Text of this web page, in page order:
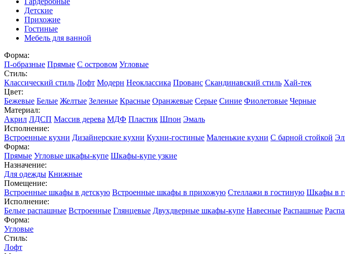
Детские
Прихожие
Гостиные
Мебель для ванной
Форма:
П-образные Прямые С островом Угловые
Стиль:
Классический стиль Лофт Модерн Неоклассика Прованс Скандинавский стиль Хай-тек
Цвет:
Бежевые Белые Желтые Зеленые Красные Оранжевые Серые Синие Фиолетовые Черные
Материал:
Акрил ЛДСП Массив дерева МДФ Пластик Шпон Эмаль
Исполнение:
Встроенные кухни Дизайнерские кухни Кухни-гостиные Маленькие кухни С барной стойкой
Форма:
Прямые Угловые шкафы-купе Шкафы-купе узкие
Назначение:
Для одежды Книжные
Помещение:
Встроенные шкафы в детскую Встроенные шкафы в прихожую Стеллажи в гостиную Шкафы в
Исполнение:
Белые распашные Встроенные Глянцевые Двухдверные шкафы-купе Навесные Распашные
Форма:
Угловые
Стиль:
Лофт